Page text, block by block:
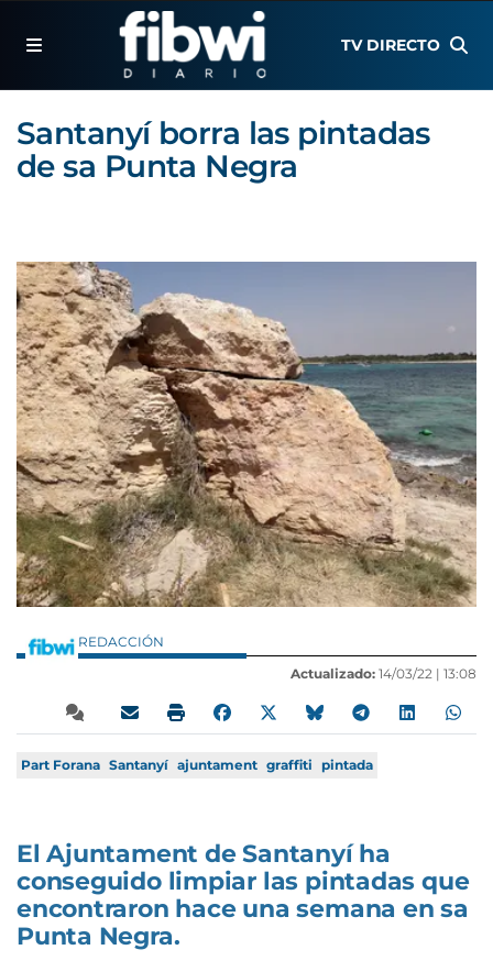
TV DIRECTO
Santanyí borra las pintadas
de sa Punta Negra
REDACCIÓN
Actualizado: 14/03/22 | 13:08
Part Forana Santanyí ajuntament graffiti pintada
El Ajuntament de Santanyí ha
conseguido limpiar las pintadas que
encontraron hace una semana en sa
Punta Negra.